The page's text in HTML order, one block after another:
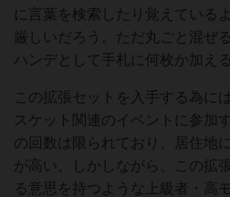
に言葉を検索したり覚えている
厳しいだろう。ただ丸ごと混ぜ
ハンデとして手札に何枚か加え
この拡張セットを入手する為に
スケット関連のイベントに参加
の回数は限られており、居住地
が高い。しかしながら、この拡
る意思を持つような上級者・高